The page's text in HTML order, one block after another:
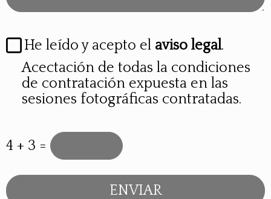
He leído y acepto el aviso legal.
Acectación de todas la condiciones
de contratación expuesta en las
sesiones fotográficas contratadas.
4 + 3 =